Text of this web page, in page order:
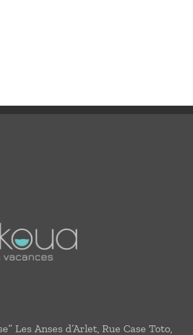
Les Anses d’Arlet, Rue Case Toto,